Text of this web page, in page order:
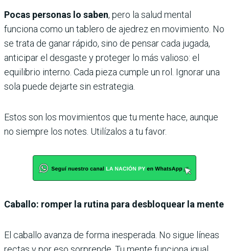
Pocas personas lo saben, pero la salud mental
funciona como un tablero de ajedrez en movimiento. No
se trata de ganar rápido, sino de pensar cada jugada,
anticipar el desgaste y proteger lo más valioso: el
equilibrio interno. Cada pieza cumple un rol. Ignorar una
sola puede dejarte sin estrategia.
Estos son los movimientos que tu mente hace, aunque
no siempre los notes. Utilízalos a tu favor.
Caballo: romper la rutina para desbloquear la mente
El caballo avanza de forma inesperada. No sigue líneas